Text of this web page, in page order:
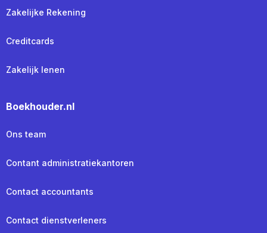
Zakelijke Rekening
Creditcards
Zakelijk lenen
Boekhouder.nl
Ons team
Contant administratiekantoren
Contact accountants
Contact dienstverleners